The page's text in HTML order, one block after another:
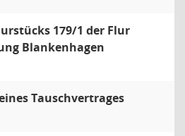
179/1 der Flur
Blankenhagen
Tauschvertrages